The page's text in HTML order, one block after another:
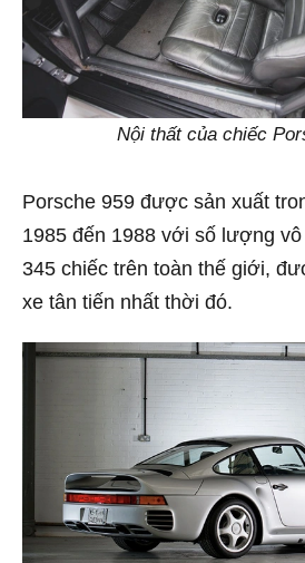
Nội thất của chiếc
Porsche 959 được sản xuất
1985 đến 1988 với số lượng
345 chiếc trên toàn thế giới,
xe tân tiến nhất thời đó.